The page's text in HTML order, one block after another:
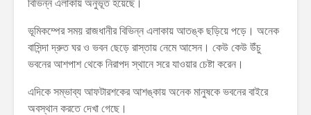
বিভিন্ন এলাকায় অনুভূত হয়েছে।
ভূমিকম্পের সময় রাজধানীর বিভিন্ন এলাকায় আতঙ্ক ছড়িয়ে পড়ে। অনেক
বাসিন্দা দ্রুত ঘর ও ভবন ছেড়ে রাস্তায় নেমে আসেন। কেউ কেউ উঁচু
ভবনের আশপাশ থেকে নিরাপদ স্থানে সরে যাওয়ার চেষ্টা করেন।
এদিকে সম্ভাব্য আফটারশকের আশঙ্কায় অনেক মানুষকে ভবনের বাইরে
অবস্থান করতে দেখা গেছে।